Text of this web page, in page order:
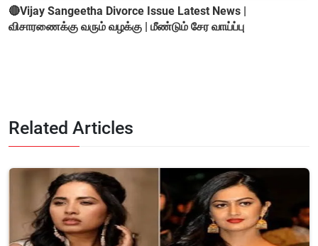
🔴Vijay Sangeetha Divorce Issue Latest News |
விசாரணைக்கு வரும் வழக்கு | மீண்டும் சேர வாய்ப்பு
Related Articles